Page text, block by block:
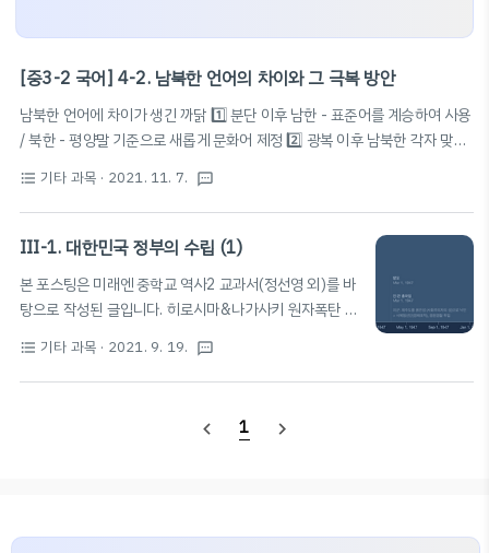
[중3-2 국어] 4-2. 남북한 언어의 차이와 그 극복 방안
남북한 언어에 차이가 생긴 까닭 1️⃣ 분단 이후 남한 - 표준어를 계승하여 사용
/ 북한 - 평양말 기준으로 새롭게 문화어 제정 2️⃣ 광복 이후 남북한 각자 맞춤
정치 체제가 들어섬, 서로의 이념과 가치 달라짐 5️⃣ 남한에는 광복 이후 수많
은 외래어 들어와 쓰이고 있음 (남한 지나친 외래어 사용 → 외국어 남용) 남북
한 언어의 차이 극복 📚 '겨레말 큰 사전' 편찬 · 남북한이 서로의 언어 차이를
라진 단어 단일화, 표제어로 삼고 뜻풀이 공통되게 하는 사전 · 남북한의 서로
다른 표기법 통일 · 기존 남한과 북한 사전에 담지 못했던 지역어,..
format_list_bulleted 기타 과목 · 2021. 11. 7. textsms
III-1. 대한민국 정부의 수립 (1)
본 포스팅은 미래엔 중학교 역사2 교과서(정선영 외)를 바
탕으로 작성된 글입니다. 히로시마&나가사키 원자폭탄 투
(1945. 8. 15.) 우리나라 광복과 관련된 여러 회담 📚카
이로 회담 (43') 🇺🇸🇨🇳🇬🇧 : 독립을 최초로 언급 📚
츠담 선언 (회담) (45' 7.) : 우리나라 독립 약속 (확실시함)
2️⃣미·소 공동 위원회 3️⃣최고 5년간 신탁 통치 — 미, 영,
format_list_bulleted 기타 과목 · 2021. 9. 19. textsms
navigate_before 1 navigate_next